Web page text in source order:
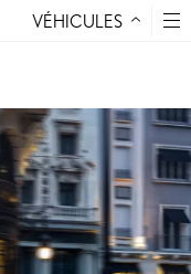
VÉHICULES